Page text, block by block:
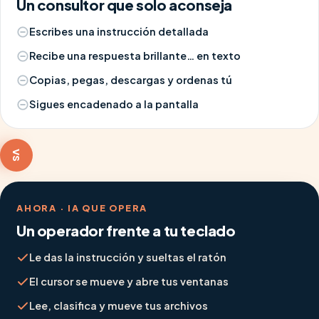
Un consultor que solo aconseja
Escribes una instrucción detallada
Recibe una respuesta brillante… en texto
Copias, pegas, descargas y ordenas tú
Sigues encadenado a la pantalla
VS
AHORA · IA QUE OPERA
Un operador frente a tu teclado
Le das la instrucción y sueltas el ratón
El cursor se mueve y abre tus ventanas
Lee, clasifica y mueve tus archivos